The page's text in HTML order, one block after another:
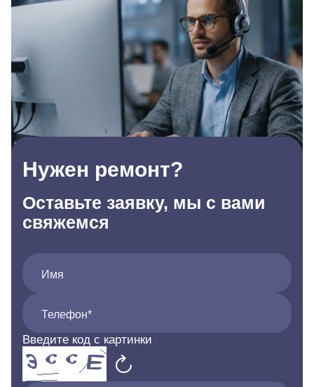
Нужен ремонт?
Оставьте заявку, мы с вами
свяжемся
Имя
Телефон*
Введите код с картинки